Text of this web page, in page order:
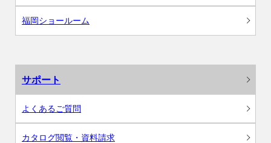
福岡ショールーム
サポート
よくあるご質問
カタログ閲覧・資料請求